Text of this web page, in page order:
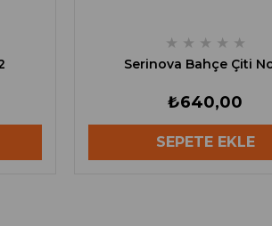
★ ★ ★ ★ ★
Serinova Bahçe Çiti
₺640,00
SEPETE EKLE